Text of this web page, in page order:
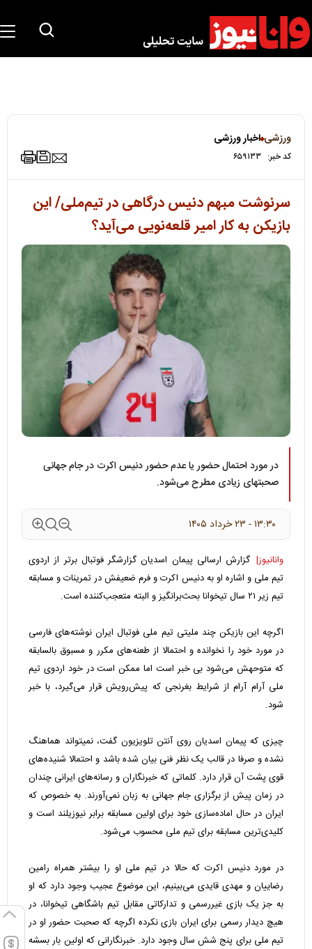
ورزشی اخبار ورزشی
کد خبر: ۶۵۹۱۳۳
سرنوشت مبهم دنیس درگاهی در تیم‌ملی/ این
بازیکن به کار امیر قلعه‌نویی می‌آید؟
در مورد احتمال حضور یا عدم حضور دنیس اکرت در جام جهانی
صحبتهای زیادی مطرح می‌شود.
۱۳:۳۰ - ۲۳ خرداد ۱۴۰۵
وانانیوز| گزارش ارسالی پیمان اسدیان گزارشگر فوتبال برتر از اردوی
تیم ملی و اشاره او به دنیس اکرت و فرم ضعیفش در تمرینات و مسابقه
تیم زیر ۲۱ سال تیخوانا بحث‌برانگیز و البته متعجب‌کننده است.
اگرچه این بازیکن چند ملیتی تیم ملی فوتبال ایران نوشته‌های فارسی
در مورد خود را نخوانده و احتمالا از طعنه‌های مکرر و مسبوق بالسابقه
که متوحهش می‌شود بی خبر است اما ممکن است در خود اردوی تیم
ملی آرام آرام از شرایط بغرنجی که پیش‌رویش قرار می‌گیرد، با خبر
شود.
چیزی که پیمان اسدیان روی آنتن تلویزیون گفت، نمیتواند هماهنگ
نشده و صرفا در قالب یک نظر فنی بیان شده باشد و احتمالا شنیده‌های
قوی پشت آن قرار دارد. کلماتی که خبرنگاران و رسانه‌های ایرانی چندان
در زمان پیش از برگزاری جام جهانی به زبان نمی‌آورند. به خصوص که
ایران در حال اماده‌سازی خود برای اولین مسابقه برابر نیوزیلند است و
کلیدی‌ترین مسابقه برای تیم ملی محسوب می‌شود.
در مورد دنیس اکرت که حالا در تیم ملی او را بیشتر همراه رامین
رضاییان و مهدی قایدی می‌بینیم، این موضوع عجیب وجود دارد که او
به جز یک بازی غیررسمی و تدارکاتی مقابل تیم باشگاهی تیخوانا، در
هیچ دیدار رسمی برای ایران بازی نکرده اگرچه که صحبت حضور او در
تیم ملی برای پنج شش سال وجود دارد. خبرنگارانی که اولین بار بسشه